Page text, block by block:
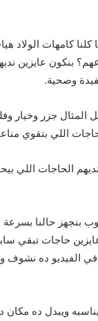
كامهات الولاد
بنكون عايزين
وصحية.
جزر وخيار
اللي بتقوي
الحاجات اللي
بنجهز حالنا
حاجات تبقي
الفيديو ده نشوف
ويبدل ده